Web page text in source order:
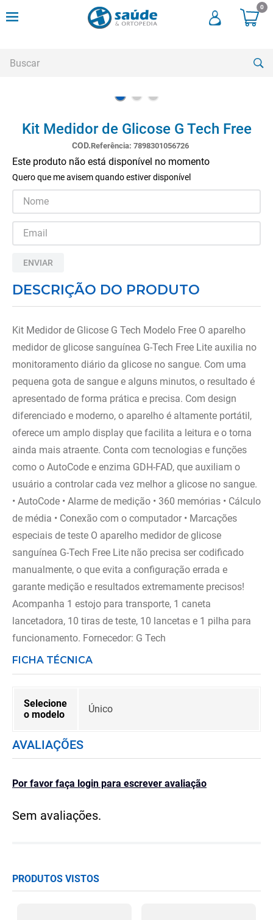
0
Kit Medidor de Glicose G Tech Free
Referência: 7898301056726
Este produto não está disponível no momento
Quero que me avisem quando estiver disponível
ENVIAR
DESCRIÇÃO DO PRODUTO
Kit Medidor de Glicose G Tech Modelo Free O aparelho
medidor de glicose sanguínea G-Tech Free Lite auxilia no
monitoramento diário da glicose no sangue. Com uma
pequena gota de sangue e alguns minutos, o resultado é
apresentado de forma prática e precisa. Com design
diferenciado e moderno, o aparelho é altamente portátil,
oferece um amplo display que facilita a leitura e o torna
ainda mais atraente. Conta com tecnologias e funções
como o AutoCode e enzima GDH-FAD, que auxiliam o
usuário a controlar cada vez melhor a glicose no sangue.
• AutoCode • Alarme de medição • 360 memórias • Cálculo
de média • Conexão com o computador • Marcações
especiais de teste O aparelho medidor de glicose
sanguínea G-Tech Free Lite não precisa ser codificado
manualmente, o que evita a configuração errada e
garante medição e resultados extremamente precisos!
Acompanha 1 estojo para transporte, 1 caneta
lancetadora, 10 tiras de teste, 10 lancetas e 1 pilha para
funcionamento. Fornecedor: G Tech
FICHA TÉCNICA
Selecione
o modelo
Único
AVALIAÇÕES
Por favor faça login para escrever avaliação
Sem avaliações.
PRODUTOS VISTOS
andadores
meia compressao
3º
cadeira rodas
4º
andador
5º
cadeira rodas agile
cadeira higienica
munique
imobilizador joelho